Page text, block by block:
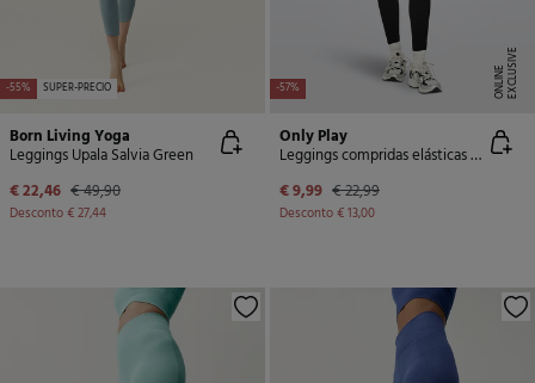
-55% SUPER-PRECIO
Born Living Yoga
Leggings Upala Salvia Green
€ 22,46 € 49,90
Desconto€ 27,44
-57% E
X
C
L
U
SI
V
E
O
N
LI
N
E
Only Play
Leggings compridas elásticas caneladas
€ 9,99 € 22,99
Desconto€ 13,00